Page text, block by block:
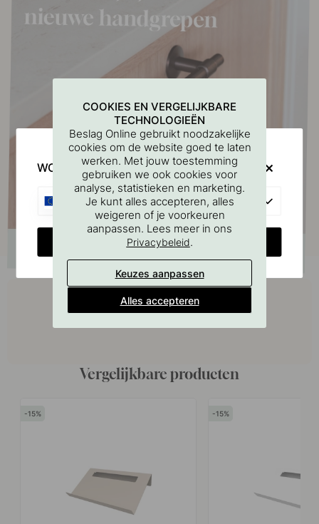
Koop samen met
Vergelijkbare producten
15 15
COOKIES EN VERGELIJKBARE
TECHNOLOGIEËN
Beslag Online gebruikt noodzakelijke
cookies om de website goed te laten
werken. Met jouw toestemming
gebruiken we ook cookies voor
analyse, statistieken en marketing.
Je kunt alles accepteren, alles
weigeren of je voorkeuren
aanpassen. Lees meer in ons
Privacybeleid.
Keuzes aanpassen
Alles accepteren
WOULD YOU RATHER VISIT?
CHANGE COUNTRY